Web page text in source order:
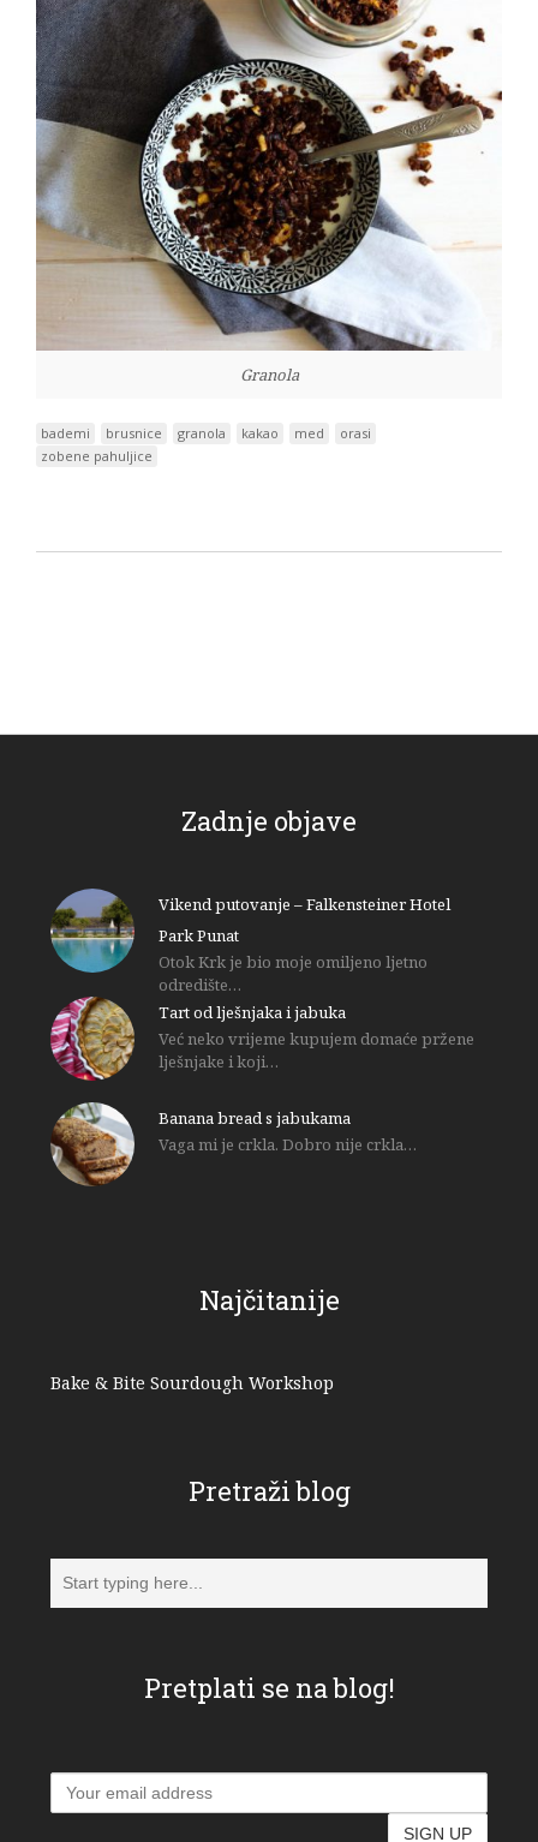
Granola
bademi brusnice granola kakao med
orasi
zobene pahuljice
Zadnje objave
Vikend putovanje – Falkensteiner Hotel
Park Punat
Otok Krk je bio moje omiljeno ljetno
odredište…
Tart od lješnjaka i jabuka
Već neko vrijeme kupujem domaće pržene
lješnjake i koji…
Banana bread s jabukama
Vaga mi je crkla. Dobro nije crkla…
Najčitanije
Bake & Bite Sourdough Workshop
Pretraži blog
Pretplati se na blog!